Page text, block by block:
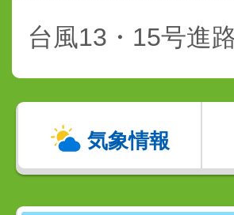
台風13・15号進
気象情報